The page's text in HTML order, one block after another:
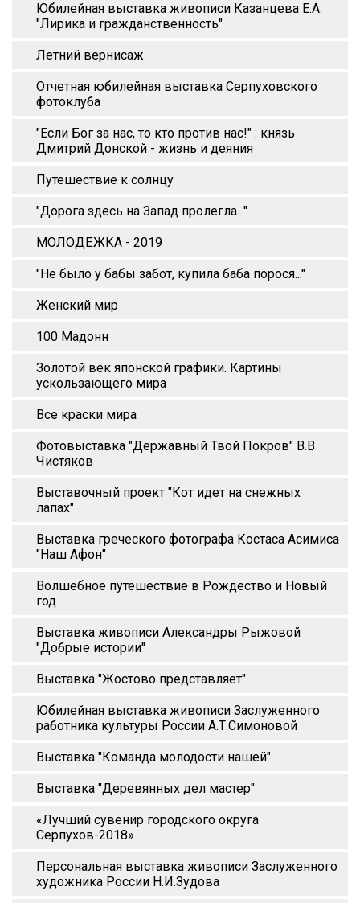
Юбилейная выставка живописи Казанцева Е.А.
"Лирика и гражданственность"
Летний вернисаж
Отчетная юбилейная выставка Серпуховского
фотоклуба
"Если Бог за нас, то кто против нас!" : князь
Дмитрий Донской - жизнь и деяния
Путешествие к солнцу
"Дорога здесь на Запад пролегла..."
МОЛОДЁЖКА - 2019
"Не было у бабы забот, купила баба порося..."
Женский мир
100 Мадонн
Золотой век японской графики. Картины
ускользающего мира
Все краски мира
Фотовыставка "Державный Твой Покров" В.В
Чистяков
Выставочный проект "Кот идет на снежных
лапах"
Выставка греческого фотографа Костаса Асимиса
"Наш Афон"
Волшебное путешествие в Рождество и Новый
год
Выставка живописи Александры Рыжовой
"Добрые истории"
Выставка "Жостово представляет"
Юбилейная выставка живописи Заслуженного
работника культуры России А.Т.Симоновой
Выставка "Команда молодости нашей"
Выставка "Деревянных дел мастер"
«Лучший сувенир городского округа
Серпухов-2018»
Персональная выставка живописи Заслуженного
художника России Н.И.Зудова